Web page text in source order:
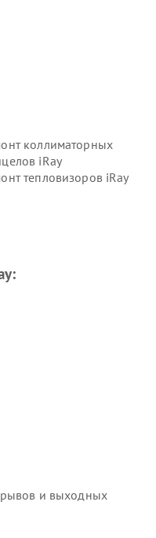
коллиматорных
iRay
тепловизоров iRay
и выходных